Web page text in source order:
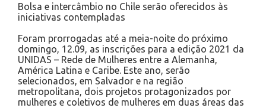
Bolsa e intercâmbio no Chile serão oferecidos às
iniciativas contempladas
Foram prorrogadas até a meia-noite do próximo
domingo, 12.09, as inscrições para a edição 2021 da
UNIDAS – Rede de Mulheres entre a Alemanha,
América Latina e Caribe. Este ano, serão
selecionados, em Salvador e na região
metropolitana, dois projetos protagonizados por
mulheres e coletivos de mulheres em duas áreas das